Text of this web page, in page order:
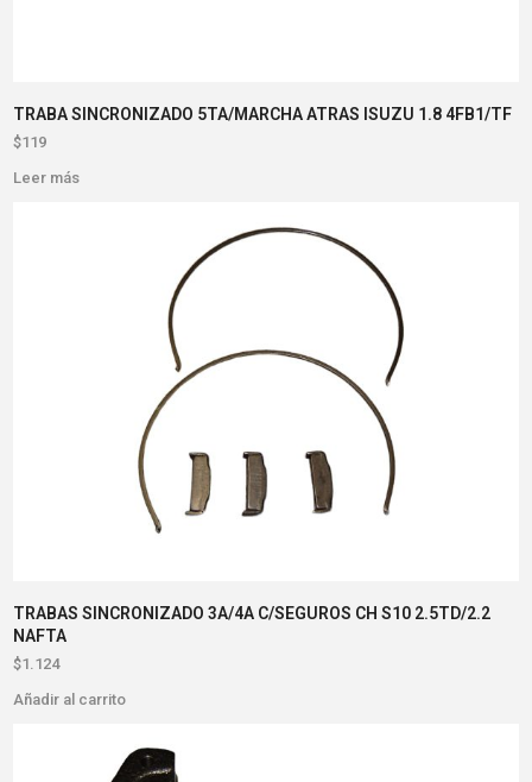
TRABA SINCRONIZADO 5TA/MARCHA ATRAS ISUZU 1.8 4FB1/TF
$119
Leer más
TRABAS SINCRONIZADO 3A/4A C/SEGUROS CH S10 2.5TD/2.2
NAFTA
$1.124
Añadir al carrito